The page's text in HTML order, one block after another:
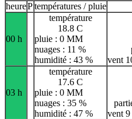
heurePtempératures / pluie
00 h
température
18.8 C
pluie : 0 MM
nuages : 11 %
humidité : 43 %
vent
03 h
température
17.6 C
pluie : 0 MM
nuages : 35 %
humidité : 47 %
vent